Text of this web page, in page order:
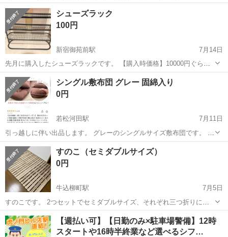
ャスター付き ・中古品のため、細かな使用感はご了承ください。 早く
取りに来ていただける方を優先します。 よろしくお願いします。
東京 新宿区 曙橋駅 寝具
シューズラック
100円
新宿御苑前駅
7月14日
先月に購入したシューズラックです。 【購入時価格】10000円ぐらい
【サイズ】縦：高さ55cm、横：72cm、奥行き：7cm （大体です）
【傷などの状態】とくに目立った傷はありません。 【アピールポイン
ト】状態はいいので...
東京 新宿御苑前駅 寝具
シングル敷布団 グレー 固綿入り
0円
若松河田駅
7月11日
引っ越しに伴い出品します。 グレーのシングルサイズ敷布団です。 固
綿入りで厚みがあり、床やベッドの上で使用できます。 状態は写真を
ご確認ください。 ※写真に写っている黒い厚手のマットレスは付属し
ません。グレーの敷布団の...
東京 新宿区 寝具
すのこ（セミダブルサイズ）
0円
牛込柳町駅
7月5日
すのこです。 2つセットでセミダブルサイズ、それぞれ三つ折りにし
て畳めます。 下はキズ防止加工がされています。 また、テープがある
ので三つ折りのうち二面を山にして通気させることもできます。 ヨコ
60×2=120cm タテ6...
東京 新宿区 牛込柳町駅 寝具
【週払い可】【日勤のみ×駐車場警備】12時
スタートや16時半終業など選べるシフ…